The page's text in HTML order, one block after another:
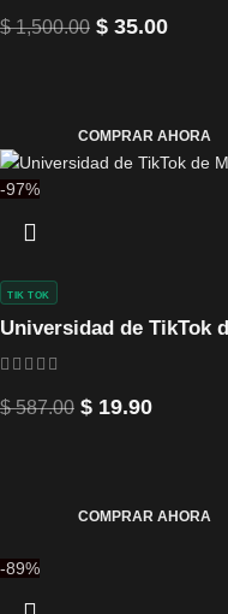
$1,500.00 $ 35.00
COMPRAR AHORA
-97%
Universidad de TikTok
TIK TOK
$587.00 $ 19.90
COMPRAR AHORA
-89%